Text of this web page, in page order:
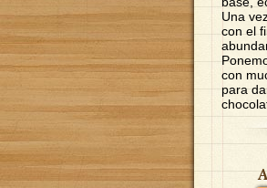
Una
con el
con
para